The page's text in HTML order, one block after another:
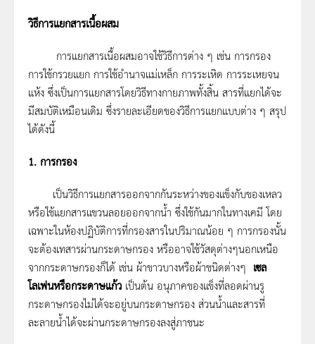
วิธีการแยกสารเนื้อผสม
การแยกสารเนื้อผสมอาจใช้วิธีการต่าง ๆ เช่น การกรอง
การใช้กรวยแยก การใช้อำนาจแม่เหล็ก การระเหิด การระเหยจน
แห้ง ซึ่งเป็นการแยกสารโดยวิธีทางกายภาพทั้งสิ้น สารที่แยกได้จะ
มีสมบัติเหมือนเดิม ซึ่งรายละเอียดของวิธีการแยกแบบต่าง ๆ สรุป
ได้ดังนี้
1. การกรอง
เป็นวิธีการแยกสารออกจากกันระหว่างของแข็งกับของเหลว
หรือใช้แยกสารแขวนลอยออกจากน้ำ ซึ่งใช้กันมากในทางเคมี โดย
เฉพาะในห้องปฏิบัติการที่กรองสารในปริมาณน้อย ๆ การกรองนั้น
จะต้องเทสารผ่านกระดาษกรอง หรืออาจใช้วัสดุต่างๆนอกเหนือ
จากกระดาษกรองก็ได้ เช่น ผ้าขาวบางหรือผ้าชนิดต่างๆ เซล
โลเฟนหรือกระดาษแก้ว เป็นต้น อนุภาคของแข็งที่ลอดผ่านรู
กระดาษกรองไม่ได้จะอยู่บนกระดาษกรอง ส่วนน้ำและสารที่
ละลายน้ำได้จะผ่านกระดาษกรองลงสู่ภาชนะ